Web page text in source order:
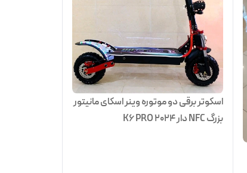
اسکوتر برقی دو موتوره وینر اسکای مانیتور
بزرگ NFC دار K6 PRO 2024